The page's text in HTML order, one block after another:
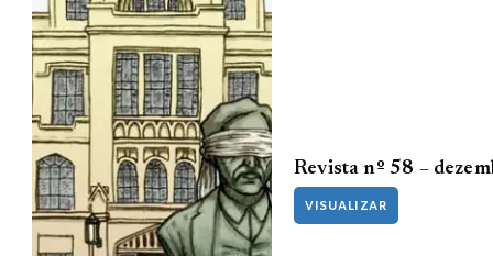
Revista nº 58 –
VISUALIZAR